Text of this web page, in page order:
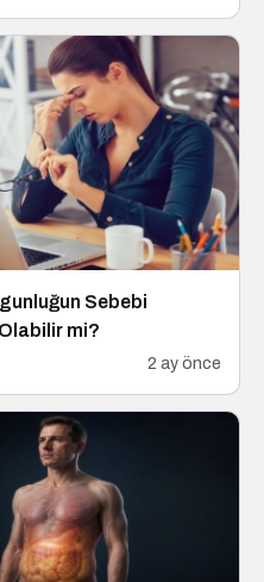
Sebebi
mi?
2 ay önce